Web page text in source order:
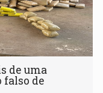
de uma
falso de